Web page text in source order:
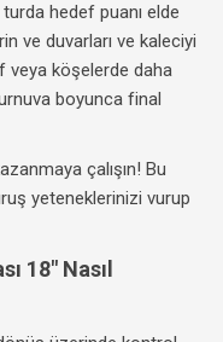
turda hedef puanı elde
ve duvarları ve kaleciyi
veya köşelerde daha
boyunca final
çalışın! Bu
yeteneklerinizi vurup
18" Nasıl